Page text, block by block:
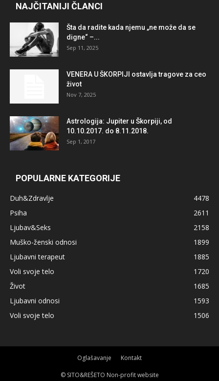
NAJČITANIJI ČLANCI
Šta da radite kada njemu „ne može da se
digne“ –...
Sep 11, 2025
VENERA U ŠKORPIJI ostavlja tragove za ceo
život
Nov 7, 2025
Astrologija: Jupiter u Škorpiji, od
10.10.2017. do 8.11.2018.
Sep 1, 2017
POPULARNE KATEGORIJE
Duh&Zdravlje
4478
Psiha
2611
Ljubav&Seks
2158
Muško-ženski odnosi
1899
Ljubavni terapeut
1885
Voli svoje telo
1720
Život
1685
Ljubavni odnosi
1593
Voli svoje telo
1506
Oglašavanje Kontakt
© SITO&REŠETO Non-profit website